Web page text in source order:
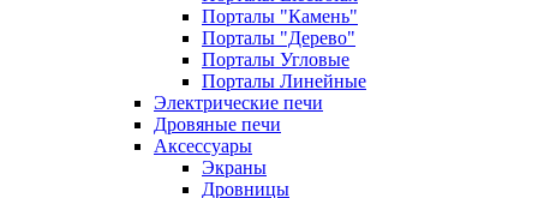
Порталы "Камень"
Порталы "Дерево"
Порталы Угловые
Порталы Линейные
Электрические печи
Дровяные печи
Аксессуары
Экраны
Дровницы